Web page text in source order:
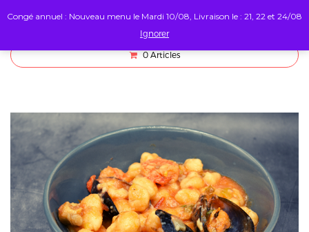
0 Articles
Congé annuel : Nouveau menu le Mardi 10/08, Livraison le : 21, 22 et 24/08
Ignorer